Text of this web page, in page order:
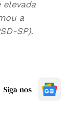
a
SP).
Siga-nos